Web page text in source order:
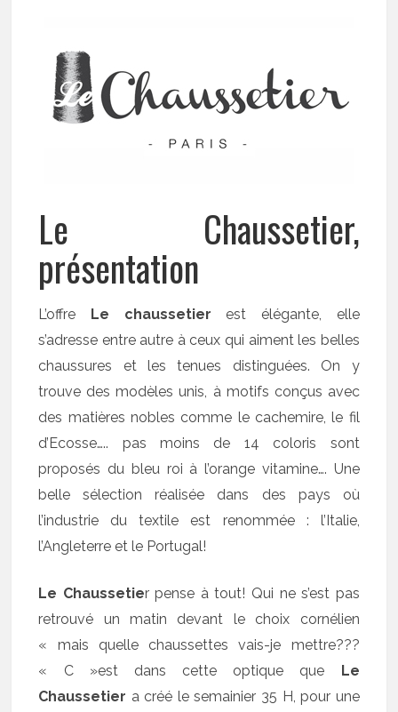
Le Chaussetier,
présentation
L’offre Le chaussetier est élégante, elle
s’adresse entre autre à ceux qui aiment les belles
chaussures et les tenues distinguées. On y
trouve des modèles unis, à motifs conçus avec
des matières nobles comme le cachemire, le fil
d’Ecosse….. pas moins de 14 coloris sont
proposés du bleu roi à l’orange vitamine…. Une
belle sélection réalisée dans des pays où
l’industrie du textile est renommée : l’Italie,
l’Angleterre et le Portugal!
Le Chaussetier pense à tout! Qui ne s’est pas
retrouvé un matin devant le choix cornélien
« mais quelle chaussettes vais-je mettre???
« C »est dans cette optique que Le
Chaussetier a créé le semainier 35 H, pour une